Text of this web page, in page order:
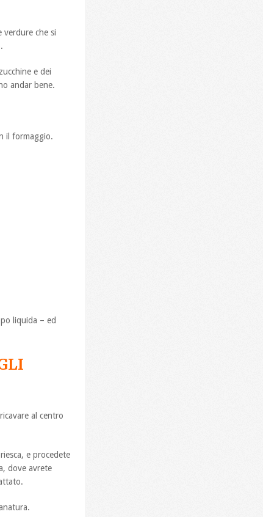
verdure che si
e dei
andar bene.
il formaggio.
liquida – ed
al centro
e procedete
dove avrete